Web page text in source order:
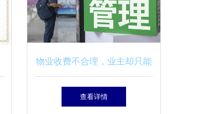
物业收费不合理，业主却只能
照给钱？北京已支持第三方评
查看详情